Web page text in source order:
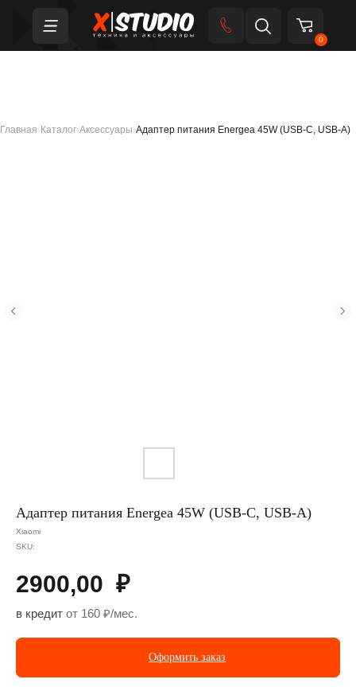
0
Главная› Каталог›Аксессуары›Адаптер питания Energea 45W (USB-C, USB-A)
Адаптер питания Energea 45W (USB-C, USB-A)
Xiaomi
SKU:
2900,00 ₽
в кредит от 160 ₽/мес.
Оформить заказ